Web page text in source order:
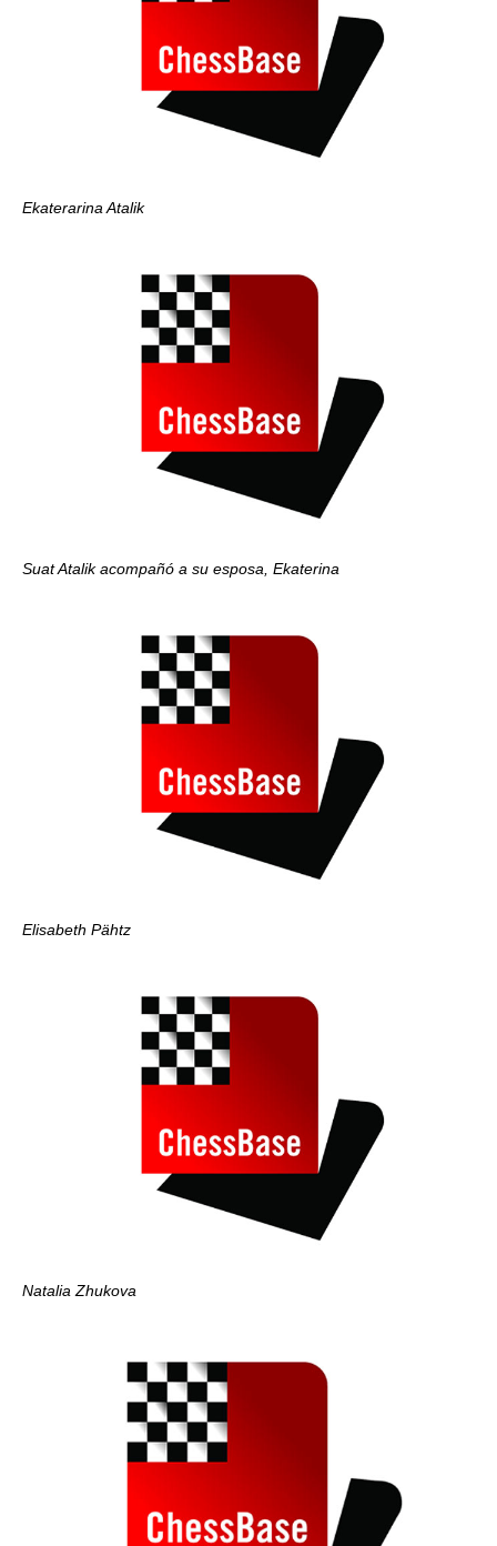
Ekaterarina Atalik
Suat Atalik acompañó a su esposa, Ekaterina
Elisabeth Pähtz
Natalia Zhukova